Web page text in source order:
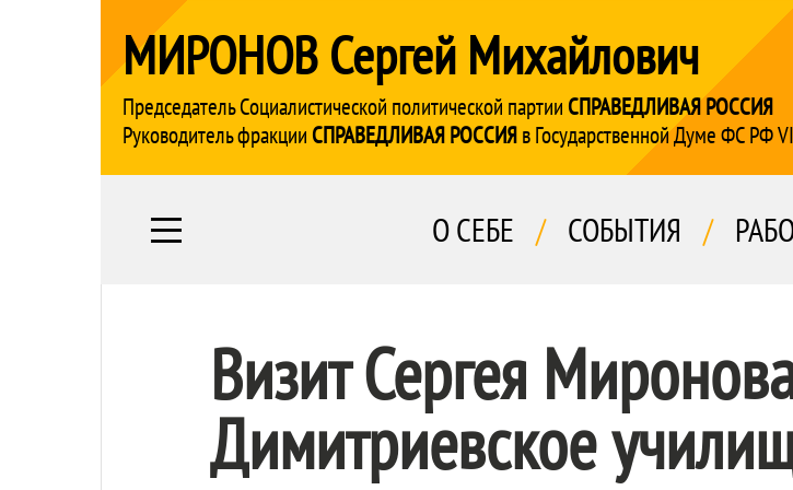
МИРОНОВ Сергей Михайлович
Председатель Социалистической политической партии СПРАВЕДЛИВАЯ РОССИЯ
Руководитель фракции СПРАВЕДЛИВАЯ РОССИЯв Государственной Думе ФС РФ
О СЕБЕ / СОБЫТИЯ /
Визит Сергея
Димитриевское